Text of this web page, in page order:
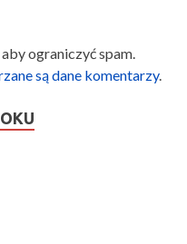
ograniczyć spam.
są dane komentarzy.